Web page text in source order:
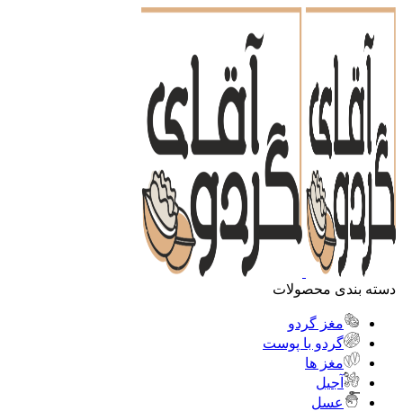
دسته بندی محصولات
مغز گردو
گردو با پوست
مغز ها
آجیل
عسل